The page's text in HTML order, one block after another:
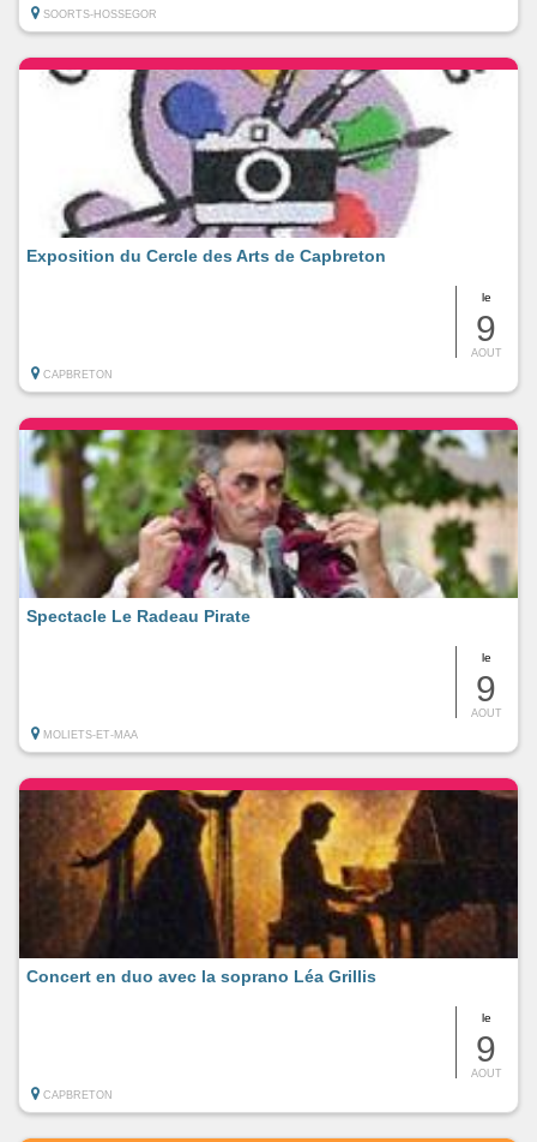
SOORTS-HOSSEGOR
le
9
AOUT
Exposition du Cercle des Arts de Capbreton
CAPBRETON
le
9
AOUT
Spectacle Le Radeau Pirate
MOLIETS-ET-MAA
le
9
AOUT
Concert en duo avec la soprano Léa Grillis
CAPBRETON